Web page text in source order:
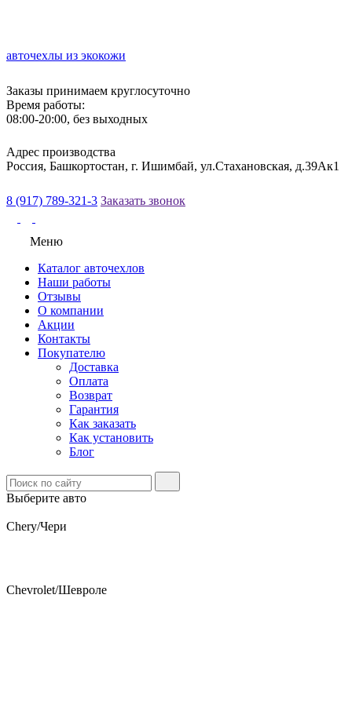
авточехлы из экокожи
Заказы принимаем круглосуточно
Время работы:
08:00-20:00, без выходных
Адрес производства
Россия, Башкортостан, г. Ишимбай, ул.Стахановская, д.39Ак1
8 (917) 789-321-3 Заказать звонок
Меню
Каталог авточехлов
Наши работы
Отзывы
О компании
Акции
Контакты
Покупателю
Доставка
Оплата
Возврат
Гарантия
Как заказать
Как установить
Блог
Выберите авто
Chery/Чери
Chevrolet/Шевроле